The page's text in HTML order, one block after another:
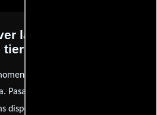
la películas Amor en
tierra?
no contamos con enlaces a
Pasa por nuestro catálogo de
disponibles. También puedes